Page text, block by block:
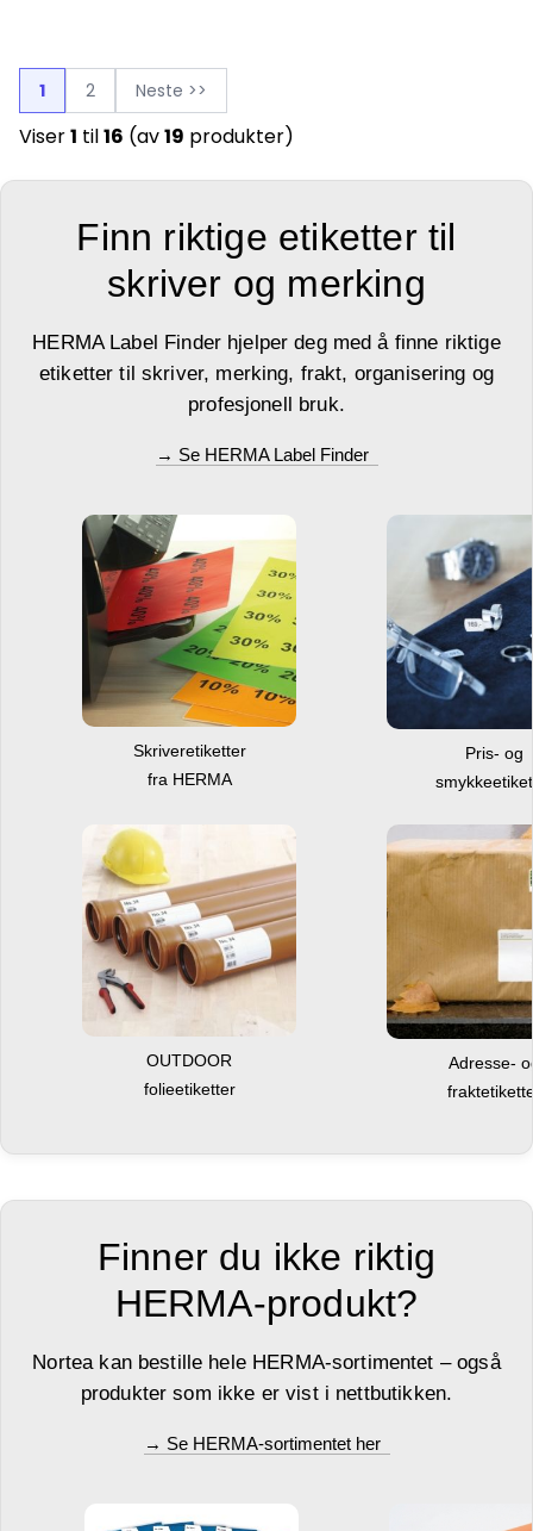
1 2 Neste >>
Viser1 til16 (av19 produkter)
Finn riktige etiketter til
skriver og merking
HERMA Label Finder hjelper deg med å finne riktige
etiketter til skriver, merking, frakt, organisering og
profesjonell bruk.
→ Se HERMA Label Finder
Skriveretiketter
fra HERMA
Pris- og
OUTDOOR
folieetiketter
Adresse-
Finner du ikke riktig
HERMA-produkt?
Nortea kan bestille hele HERMA-sortimentet – også
produkter som ikke er vist i nettbutikken.
→ Se HERMA-sortimentet her